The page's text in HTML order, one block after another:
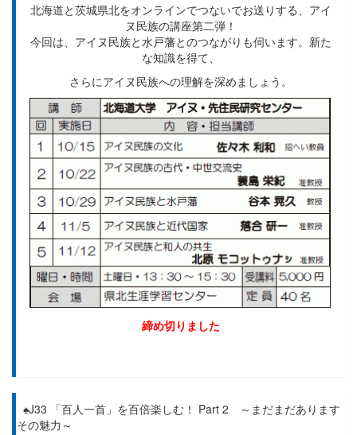
北海道と茨城県北をオンラインでつないでお送りする、アイ
ヌ民族の講座第二弾！
今回は、アイヌ民族と水戸藩とのつながりも伺います。新た
な知識を得て、
さらにアイヌ民族への理解を深めましょう。
締め切りました
♠J33 「百人一首」を百倍楽しむ！ Part 2 ～まだまだあります
その魅力～